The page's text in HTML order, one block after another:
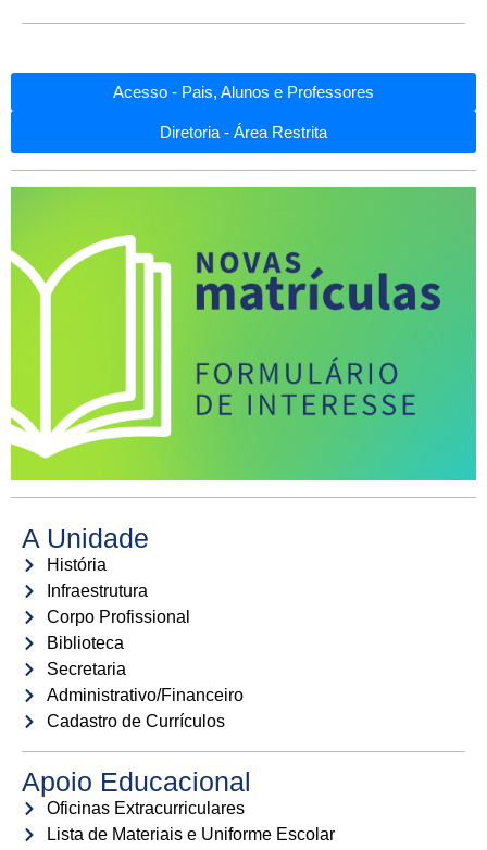
Acesso - Pais, Alunos e Professores
Diretoria - Área Restrita
A Unidade
História
Infraestrutura
Corpo Profissional
Biblioteca
Secretaria
Administrativo/Financeiro
Cadastro de Currículos
Apoio Educacional
Oficinas Extracurriculares
Lista de Materiais e Uniforme Escolar